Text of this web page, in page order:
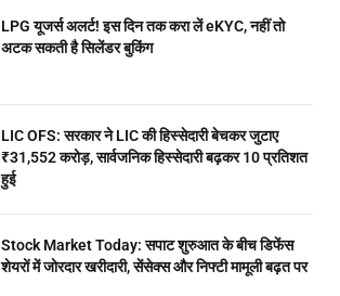
LPG यूजर्स अलर्ट! इस दिन तक करा लें eKYC, नहीं तो
अटक सकती है सिलेंडर बुकिंग
LIC OFS: सरकार ने LIC की हिस्सेदारी बेचकर जुटाए
₹31,552 करोड़, सार्वजनिक हिस्सेदारी बढ़कर 10 प्रतिशत
हुई
Stock Market Today: सपाट शुरुआत के बीच डिफेंस
शेयरों में जोरदार खरीदारी, सेंसेक्स और निफ्टी मामूली बढ़त पर